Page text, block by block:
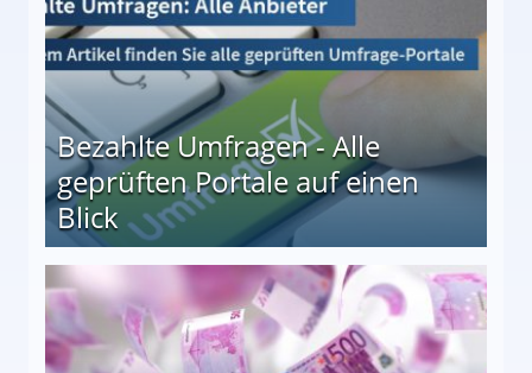
Bezahlte Umfragen - Alle
geprüften Portale auf einen
Blick
auf einen Blick